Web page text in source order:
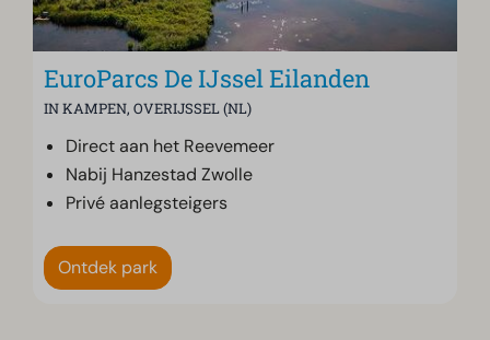
EuroParcs De IJssel Eilanden
IN KAMPEN, OVERIJSSEL (NL)
Direct aan het Reevemeer
Nabij Hanzestad Zwolle
Privé aanlegsteigers
Ontdek park